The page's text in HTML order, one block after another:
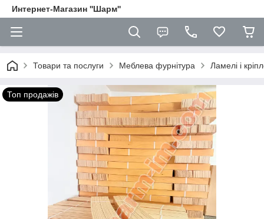
Интернет-Магазин ''Шарм''
Товари та послуги Меблева фурнітура Ламелі і
Топ продажів